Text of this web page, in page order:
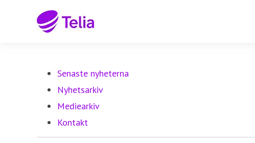
Senaste nyheterna
Nyhetsarkiv
Mediearkiv
Kontakt